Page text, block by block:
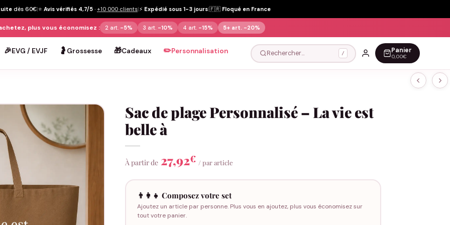
dès 60€|⭐ Avis vérifiés 4,7/5 · +10 000 clients|⚡ Expédié sous 1-3 jours|🇫🇷 Floqué en France
plus vous économisez : 2 art. -5% 3 art. -10% 4 art. -15% 5+ art. -20%
🎉EVG / EVJF 🤰 Grossesse 🎁Cadeaux ✏️Personnalisation Rechercher… / Panier
0,00€
Sac de plage Personnalisé – La vie est
belle à
À partir de 27,92€ / par article
👨‍👩‍👧 Composez votre set
Ajoutez un article par personne. Plus vous en ajoutez, plus vous économisez sur
tout votre panier.